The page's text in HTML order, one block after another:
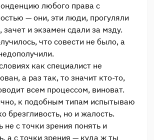
любого права с
— они, эти люди, прогуляли
зачет и экзамен сдали за мзду.
что совести не было, а
как специалист не
а раз так, то значит кто-то,
всем процессом, виноват.
к подобным типам испытываю
брезгливость, но и жалость.
не с точки зрения понять и
а с точки зрения — куда ж ты